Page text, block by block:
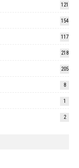
121
154
117
218
205
8
1
2